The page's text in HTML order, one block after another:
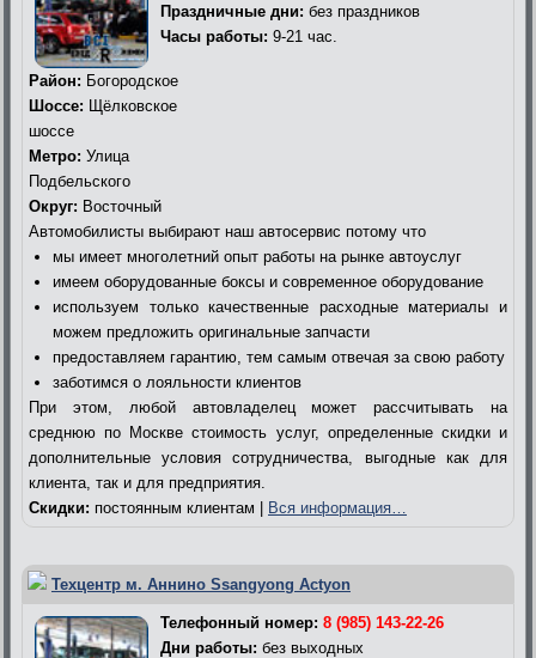
Праздничные дни: без праздников
Часы работы: 9-21 час.
Район: Богородское
Шоссе: Щёлковское
шоссе
Метро: Улица
Подбельского
Округ: Восточный
Автомобилисты выбирают наш автосервис потому что
мы имеет многолетний опыт работы на рынке автоуслуг
имеем оборудованные боксы и современное оборудование
используем только качественные расходные материалы и
можем предложить оригинальные запчасти
предоставляем гарантию, тем самым отвечая за свою работу
заботимся о лояльности клиентов
При этом, любой автовладелец может рассчитывать на
среднюю по Москве стоимость услуг, определенные скидки и
дополнительные условия сотрудничества, выгодные как для
клиента, так и для предприятия.
Скидки: постоянным клиентам | Вся информация…
Техцентр м. Аннино Ssangyong Actyon
Телефонный номер: 8 (985) 143-22-26
Дни работы: без выходных